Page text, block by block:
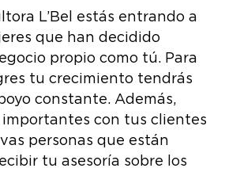
L’Bel estás entrando a
que han decidido
propio como tú. Para
tu crecimiento tendrás
constante. Además,
con tus clientes
personas que están
tu asesoría sobre los